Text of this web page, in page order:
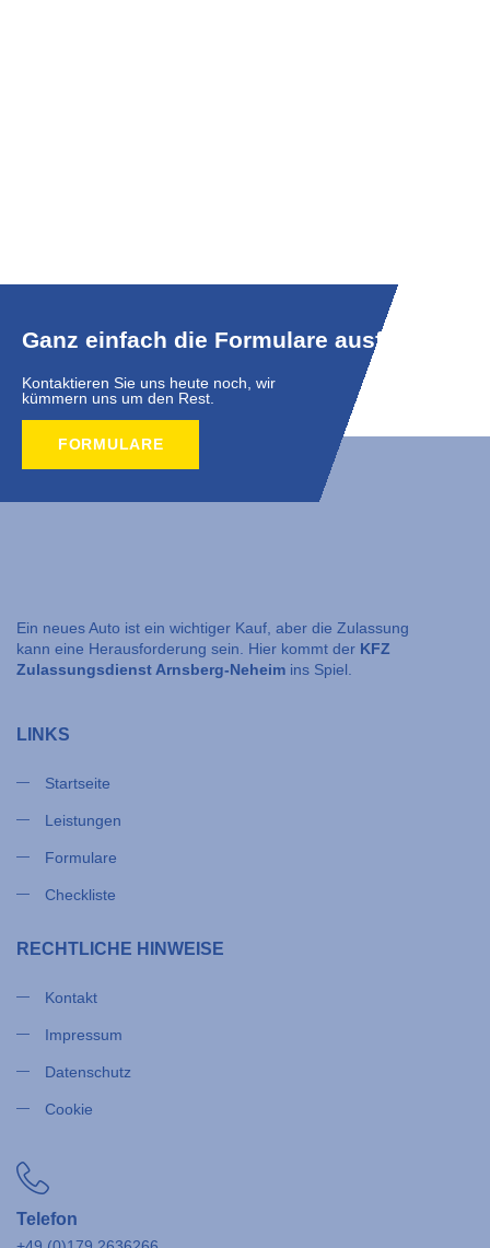
Ganz einfach die Formulare ausfüllen.
Kontaktieren Sie uns heute noch, wir
kümmern uns um den Rest.
FORMULARE
Ein neues Auto ist ein wichtiger Kauf, aber die Zulassung
kann eine Herausforderung sein. Hier kommt der KFZ
Zulassungsdienst Arnsberg-Neheim ins Spiel.
LINKS
Startseite
Leistungen
Formulare
Checkliste
RECHTLICHE HINWEISE
Kontakt
Impressum
Datenschutz
Cookie
Telefon